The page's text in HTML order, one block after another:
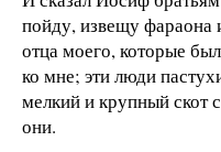
пойду, извещу
отца моего, которые
ко мне; эти люди
мелкий и крупный скот
они.